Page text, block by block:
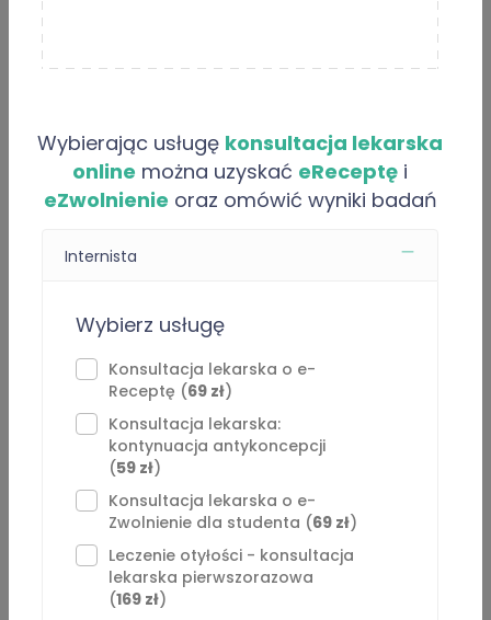
Informacje i usługi online
Opinie
O “Łukasz Trzeciak”
Jestem specjalistą medycyny rodzinnej z doświadczeniem
konsultacjach online. Pomagam pacjentom dorosłym w
chorobach przewlekłych, omówieniu wyników badań oraz
kontynuacji leczenia.
Jestem członkiem Polskiego Towarzystwa Medycyny
Rodzinnej, Kolegium Lekarzy Rodzinnych w Polsce oraz
Polskiego Towarzystwa Leczenia Otyłości.
W pracy stawiam na spokojną komunikację, dokładny
wywiad i konkretne zalecenia. Zależy mi, aby pacjent po
konsultacji rozumiał, co może być przyczyną objawów,
kiedy potrzebna jest dalsza diagnostyka i kiedy należy
zgłosić się do lekarza stacjonarnie.
Wybierając usługę konsultacja lekarska
online można uzyskać eReceptę i
eZwolnienie oraz omówić wyniki badań
Internista
Wybierz usługę
Konsultacja lekarska o e-
Receptę (69 zł)
⁠Konsultacja lekarska:
kontynuacja antykoncepcji
(59 zł)
Konsultacja lekarska o e-
Zwolnienie dla studenta (69 zł)
Leczenie otyłości - konsultacja
lekarska pierwszorazowa
(169 zł)